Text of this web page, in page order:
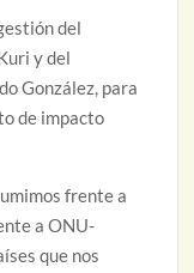
del
y del
González, para
de impacto
frente a
a ONU-
que nos